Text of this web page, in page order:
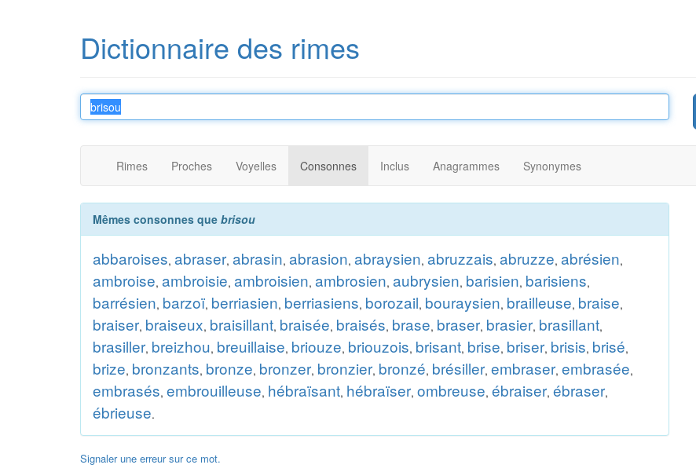
Dictionnaire des rimes
Rimes Proches Voyelles Consonnes Inclus Anagrammes Synonymes
Mêmes consonnes que brisou
abbaroises, abraser, abrasin, abrasion, abraysien, abruzzais, abruzze, abrésien,
ambroise, ambroisie, ambroisien, ambrosien, aubrysien, barisien, barisiens,
barrésien, barzoï, berriasien, berriasiens, borozail, bouraysien, brailleuse, braise,
braiser, braiseux, braisillant, braisée, braisés, brase, braser, brasier, brasillant,
brasiller, breizhou, breuillaise, briouze, briouzois, brisant, brise, briser, brisis, brisé,
brize, bronzants, bronze, bronzer, bronzier, bronzé, brésiller, embraser, embrasée,
embrasés, embrouilleuse, hébraïsant, hébraïser, ombreuse, ébraiser, ébraser,
ébrieuse.
Signaler une erreur sur ce mot.